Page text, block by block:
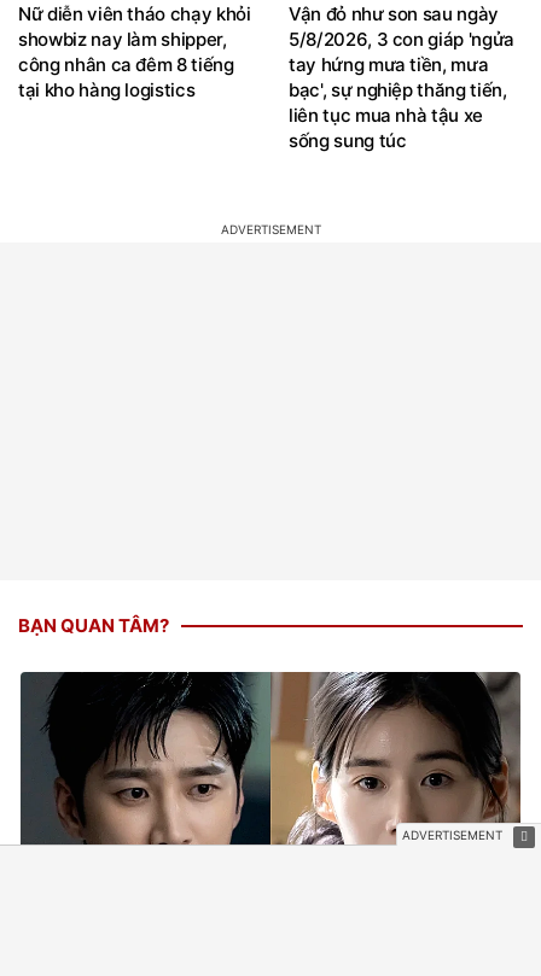
Nữ diễn viên tháo chạy khỏi
showbiz nay làm shipper,
công nhân ca đêm 8 tiếng
tại kho hàng logistics
Vận đỏ như son sau ngày
5/8/2026, 3 con giáp 'ngửa
tay hứng mưa tiền, mưa
bạc', sự nghiệp thăng tiến,
liên tục mua nhà tậu xe
sống sung túc
BẠN QUAN TÂM?